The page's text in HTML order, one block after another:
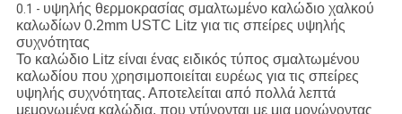
0.1 - υψηλής θερμοκρασίας σμαλτωμένο καλώδιο χαλκού
καλωδίων 0.2mm USTC Litz για τις σπείρες υψηλής
συχνότητας
Το καλώδιο Litz είναι ένας ειδικός τύπος σμαλτωμένου
καλωδίου που χρησιμοποιείται ευρέως για τις σπείρες
υψηλής συχνότητας. Αποτελείται από πολλά λεπτά
μεμονωμένα καλώδια, που ντύνονται με μια μονώνοντας